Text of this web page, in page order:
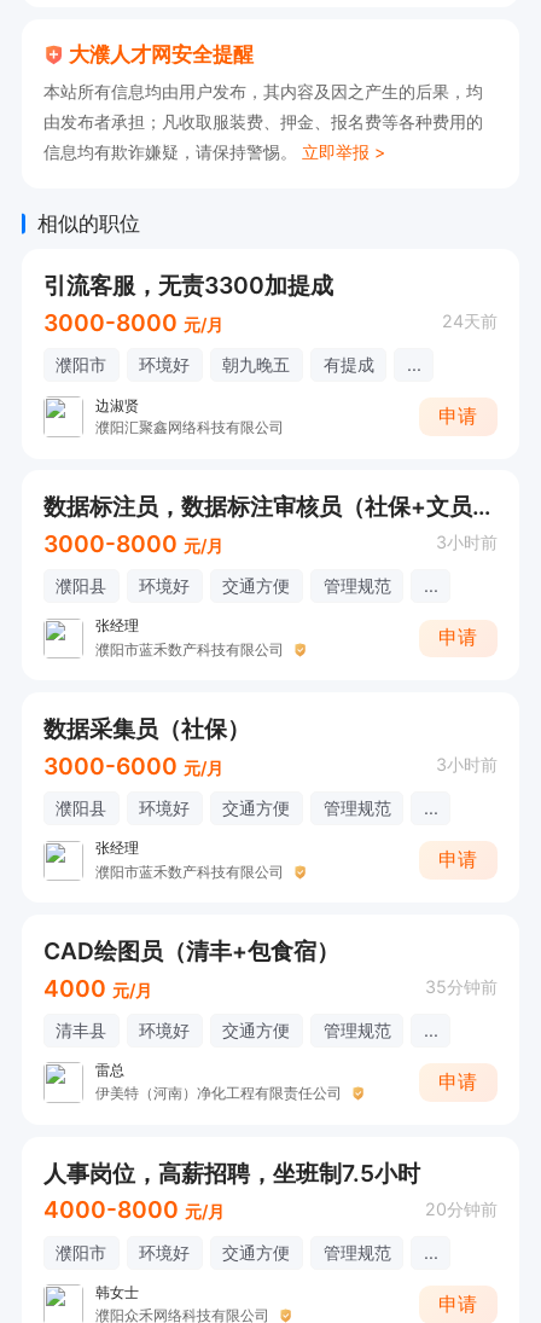
大濮人才网安全提醒
本站所有信息均由用户发布，其内容及因之产生的后果，均
由发布者承担；凡收取服装费、押金、报名费等各种费用的
信息均有欺诈嫌疑，请保持警惕。 立即举报 >
相似的职位
引流客服，无责3300加提成
3000-8000 元/月 24天前
濮阳市 环境好 朝九晚五 有提成 ...
边淑贤
濮阳汇聚鑫网络科技有限公司
申请
数据标注员，数据标注审核员（社保+文员性质岗）
3000-8000 元/月 3小时前
濮阳县 环境好 交通方便 管理规范 ...
张经理
濮阳市蓝禾数产科技有限公司
申请
数据采集员（社保）
3000-6000 元/月 3小时前
濮阳县 环境好 交通方便 管理规范 ...
张经理
濮阳市蓝禾数产科技有限公司
申请
CAD绘图员（清丰+包食宿）
4000 元/月 35分钟前
清丰县 环境好 交通方便 管理规范 ...
雷总
伊美特（河南）净化工程有限责任公司
申请
人事岗位，高薪招聘，坐班制7.5小时
4000-8000 元/月 20分钟前
濮阳市 环境好 交通方便 管理规范 ...
韩女士
濮阳众禾网络科技有限公司
申请